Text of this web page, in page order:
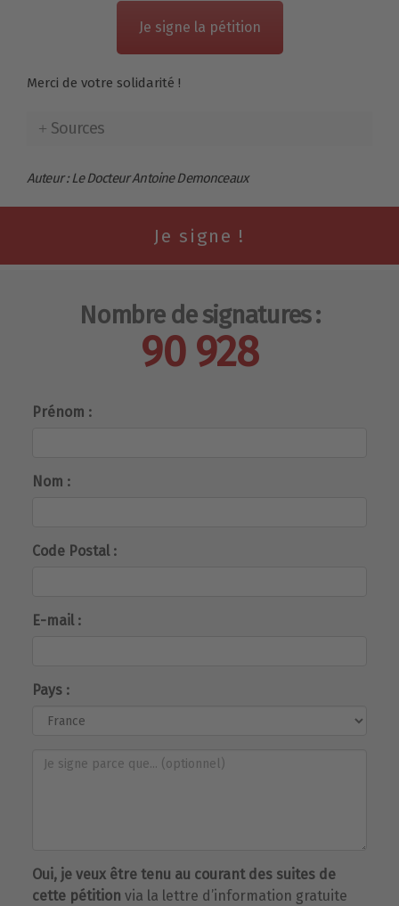
Je signe la pétition
Merci de votre solidarité !
Sources
Auteur : Le Docteur Antoine Demonceaux
Nombre de signatures :
90 928
Prénom :
Nom :
Code Postal :
E-mail :
Pays :
Oui, je veux être tenu au courant des suites de
cette pétition via la lettre d’information gratuite